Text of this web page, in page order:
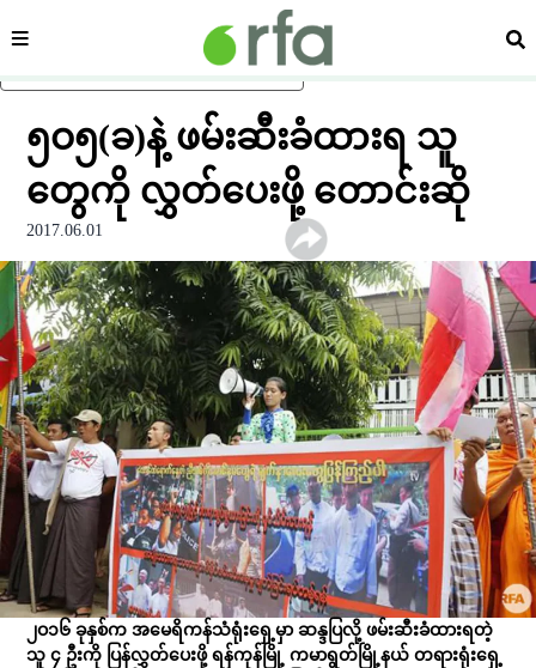
ပင်မအကြောင်းအရာသို့ ကျော်ရန်
ကဏ္ဍ ရှာ
၅ဝ၅(ခ)နဲ့ ဖမ်းဆီးခံထားရ သူ
တွေကို လွှတ်ပေးဖို့ တောင်းဆို
2017.06.01
၂ဝ၁၆ ခုနှစ်က အမေရိကန်သံရုံးရှေ့မှာ ဆန္ဒပြလို့ ဖမ်းဆီးခံထားရတဲ့
သူ ၄ ဦးကို ပြန်လွှတ်ပေးဖို့ ရန်ကုန်မြို့ ကမာရွတ်မြို့နယ် တရားရုံးရှေ့